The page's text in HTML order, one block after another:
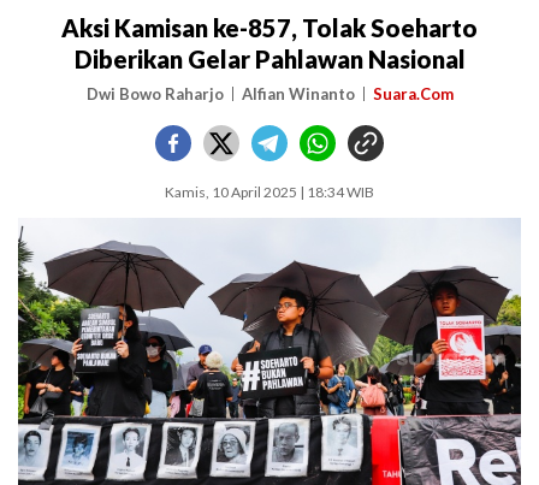
Aksi Kamisan ke-857, Tolak Soeharto
Diberikan Gelar Pahlawan Nasional
Dwi Bowo Raharjo Alfian Winanto Suara.Com
Kamis, 10 April 2025 | 18:34 WIB